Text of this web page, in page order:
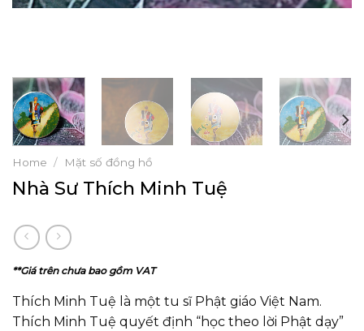
Home / Mặt số đồng hồ
Nhà Sư Thích Minh Tuệ
**Giá trên chưa bao gồm VAT
Thích Minh Tuệ là một tu sĩ Phật giáo Việt Nam.
Thích Minh Tuệ quyết định “học theo lời Phật dạy”